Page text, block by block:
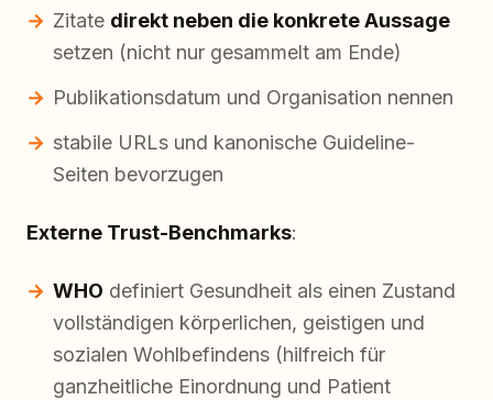
Zitate direkt neben die konkrete Aussage
setzen (nicht nur gesammelt am Ende)
Publikationsdatum und Organisation nennen
stabile URLs und kanonische Guideline-
Seiten bevorzugen
Externe Trust-Benchmarks:
WHO definiert Gesundheit als einen Zustand
vollständigen körperlichen, geistigen und
sozialen Wohlbefindens (hilfreich für
ganzheitliche Einordnung und Patient